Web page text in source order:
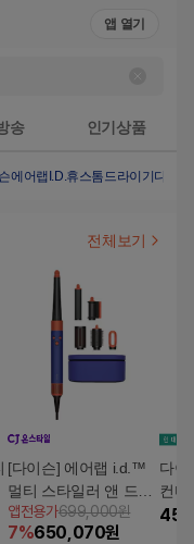
앱 열기
송 인기상품
에어랩I.D.휴스톰드라이기 다이
전체보기
[다이슨] 에어랩 i.d.™
멀티 스타일러 앤 드라
이어(빈카블루/토
앱전용가699,000원
7%650,070원
다이
컨디
래블